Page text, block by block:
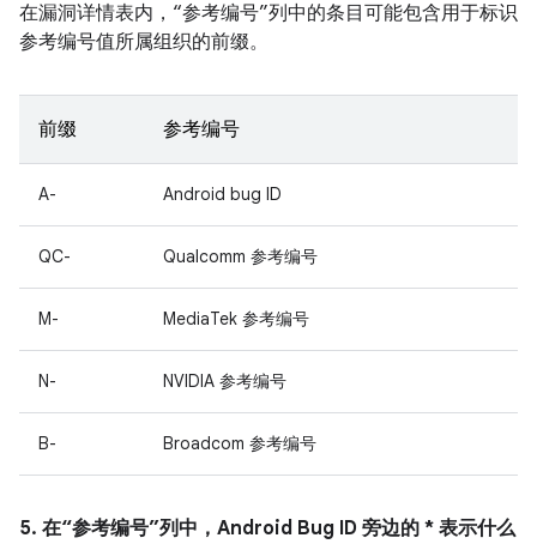
在漏洞详情表内，“参考编号”列中的条目可能包含用于标识
参考编号值所属组织的前缀。
前缀 参考编号
A- Android bug ID
QC- Qualcomm 参考编号
M- MediaTek 参考编号
N- NVIDIA 参考编号
B- Broadcom 参考编号
5. 在“参考编号”列中，Android Bug ID 旁边的 * 表示什么